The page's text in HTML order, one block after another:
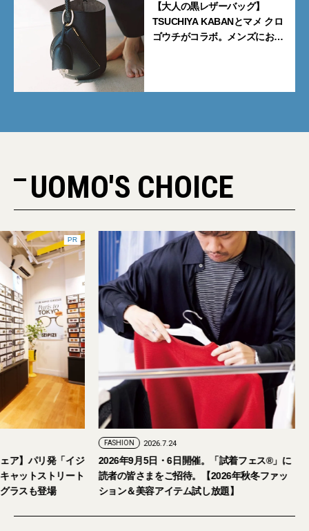
【大人の黒レザーバッグ】
TSUCHIYA KABANとマメ クロ
ゴウチがコラボ。メンズにおす
UOMO'S CHOICE
PR
しゃれな大人のアイウェア】パリ発「イジ
」が国内初の旗艦店をキャットストリート
ープン。日本限定サングラスも登場
2026年9月5日・6日開催
読者の皆さまをご招待。
ション＆美容アイテム試